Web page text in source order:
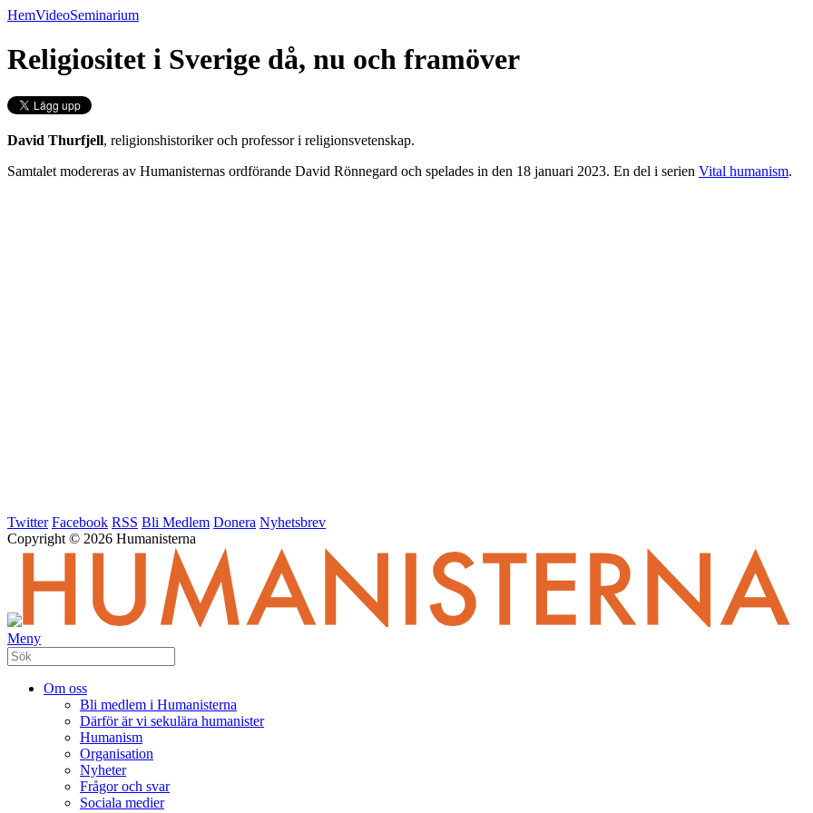
HemVideoSeminarium
Religiositet i Sverige då, nu och framöver
David Thurfjell, religionshistoriker och professor i religionsvetenskap.
Samtalet modereras av Humanisternas ordförande David Rönnegard och spelades in den 18 januari 2023. En del i serien Vital humanism.
Twitter Facebook RSS Bli Medlem Donera Nyhetsbrev
Copyright © 2026 Humanisterna
Meny
Om oss
Bli medlem i Humanisterna
Därför är vi sekulära humanister
Humanism
Organisation
Nyheter
Frågor och svar
Sociala medier